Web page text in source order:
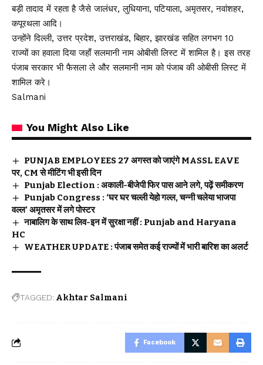
बड़ी तादाद में रहता है जैसे जालंधर, लुधियाना, पटियाला, अमृतसर, नवांशहर,
कपूरथला आदि।
उन्होंने दिल्ली, उत्तर प्रदेश, उत्तराखंड, बिहार, झारखंड सहित लगभग 10
राज्यों का हवाला दिया जहाँ सलमानी नाम ओबीसी लिस्ट में शामिल है। इस तरह
पंजाब सरकार भी फैसला ले और सलमानी नाम को पंजाब की ओबीसी लिस्ट में
शामिल करे।
Salmani
You Might Also Like
PUNJAB EMPLOYEES 27 अगस्त को जाएंगे MASSL EAVE
पर, CM से मीटिंग भी इसी दिन
Punjab Election : अकाली-बीजेपी फिर पास आने लगे, पढ़ें समीकरण
Punjab Congress : ‘घर घर चल्ली येहो गल्ल, चन्नी चलेया भाजपा
वल्ल’ अमृतसर में लगे पोस्टर
नाबालिग के साथ लिव-इन में सुरक्षा नहीं : Punjab and Haryana
HC
WEATHER UPDATE : पंजाब समेत कई राज्यों में भारी बारिश का अलर्ट
TAGGED: Akhtar Salmani
Facebook